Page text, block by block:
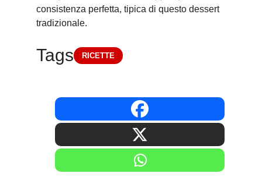
consistenza perfetta, tipica di questo dessert
tradizionale.
Tags RICETTE